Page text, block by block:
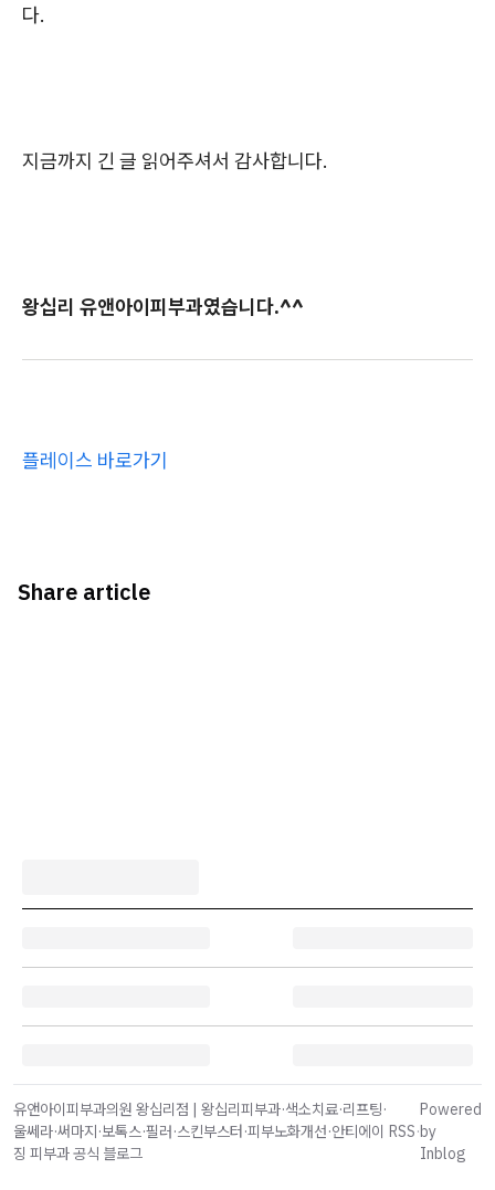
다.
지금까지 긴 글 읽어주셔서 감사합니다.
왕십리 유앤아이피부과였습니다.^^
플레이스 바로가기
Share article
유앤아이피부과의원 왕십리점 | 왕십리피부과·색소치료·리프팅·
울쎄라·써마지·보톡스·필러·스킨부스터·피부노화개선·안티에이
징 피부과 공식 블로그
RSS·
Powered
by
Inblog